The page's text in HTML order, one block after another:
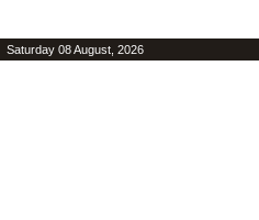
Saturday 08 August, 2026